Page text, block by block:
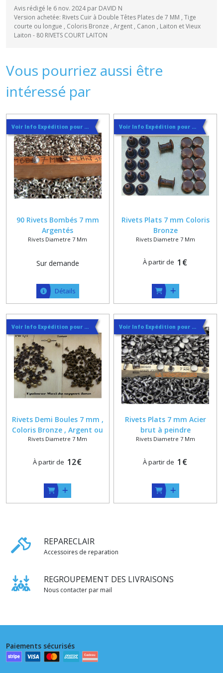
Avis rédigé le 6 nov. 2024 par DAVID N
Version achetée: Rivets Cuir à Double Têtes Plates de 7 MM , Tige
courte ou longue , Coloris Bronze , Argent , Canon , Laiton et Vieux
Laiton - 80 RIVETS COURT LAITON
Vous pourriez aussi être
intéressé par
Voir Info Expédition pour Régler les Frais de Port au Meilleur Prix , En haut d'ecran à Droite
90 Rivets Bombés 7 mm
Argentés
Rivets Diametre 7 Mm
Sur demande
Détails
Voir Info Expédition pour Régler les Frais de Port au Meilleur Prix , En haut d'ecran à Droite
Rivets Plats 7 mm Coloris
Bronze
Rivets Diametre 7 Mm
À partir de 1 €
Voir Info Expédition pour Régler les Frais de Port au Meilleur Prix , En haut d'ecran à Droite
Rivets Demi Boules 7 mm ,
Coloris Bronze , Argent ou
Doré
Rivets Diametre 7 Mm
À partir de 12€
Voir Info Expédition pour Régler les Frais de Port au Meilleur Prix , En haut d'ecran à Droite
Rivets Plats 7 mm Acier
brut à peindre
Rivets Diametre 7 Mm
À partir de 1 €
REPARECLAIR
Accessoires de reparation
REGROUPEMENT DES LIVRAISONS
Nous contacter par mail
Paiements sécurisés